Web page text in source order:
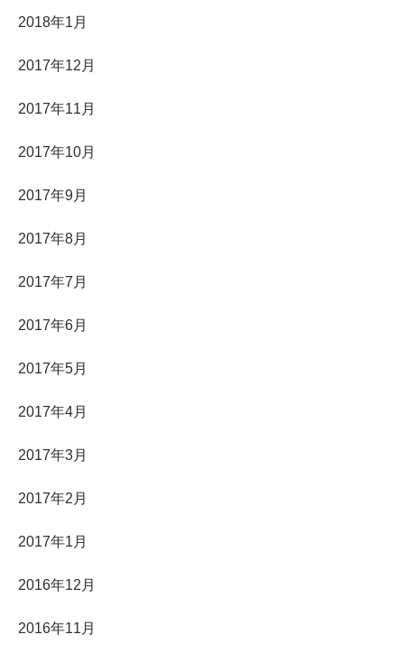
2018年1月
2017年12月
2017年11月
2017年10月
2017年9月
2017年8月
2017年7月
2017年6月
2017年5月
2017年4月
2017年3月
2017年2月
2017年1月
2016年12月
2016年11月